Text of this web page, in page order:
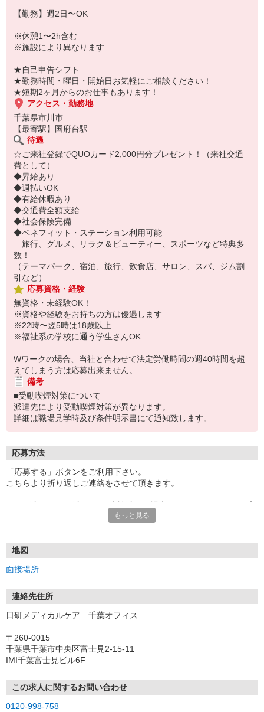
中！
「近くの病院で働きたい」
「資格はないけど医療業界のお仕事に興味がある」
「すぐに働けるところはないかな…」
そんな方もぜひ！お気軽にご連絡ください♪
【勤務】週2日〜OK
※休憩1〜2h含む
※施設により異なります
★自己申告シフト
★勤務時間・曜日・開始日お気軽にご相談ください！
★短期2ヶ月からのお仕事もあります！
アクセス・勤務地
千葉県市川市
【最寄駅】国府台駅
待遇
☆ご来社登録でQUOカード2,000円分プレゼント！（来社交通
費として）
◆昇給あり
◆週払いOK
◆有給休暇あり
◆交通費全額支給
◆社会保険完備
◆ベネフィット・ステーション利用可能
旅行、グルメ、リラク＆ビューティー、スポーツなど特典多
数！
（テーマパーク、宿泊、旅行、飲食店、サロン、スパ、ジム割
引など）
応募資格・経験
無資格・未経験OK！
※資格や経験をお持ちの方は優遇します
※22時〜翌5時は18歳以上
※福祉系の学校に通う学生さんOK
Wワークの場合、当社と合わせて法定労働時間の週40時間を超
えてしまう方は応募出来ません。
備考
■受動喫煙対策について
派遣先により受動喫煙対策が異なります。
詳細は職場見学時及び条件明示書にて通知致します。
応募方法
「応募する」ボタンをご利用下さい。
こちらより折り返しご連絡をさせて頂きます。
もっと見る
地図
面接場所
連絡先住所
日研メディカルケア 千葉オフィス
〒260-0015
千葉県千葉市中央区富士見2-15-11
IMI千葉富士見ビル6F
この求人に関するお問い合わせ
0120-998-758